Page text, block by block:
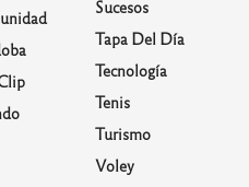
Sucesos
Tapa Del Día
Tecnología
Tenis
Turismo
Voley